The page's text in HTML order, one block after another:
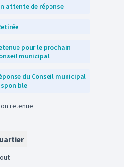
En attente de réponse
Retirée
municipal
Non retenue
Tout